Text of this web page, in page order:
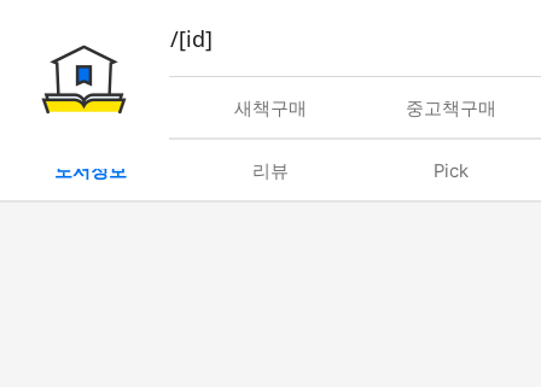
book/rent/[id]
대여 새책구매 중고책구매
도서정보 리뷰 Pick